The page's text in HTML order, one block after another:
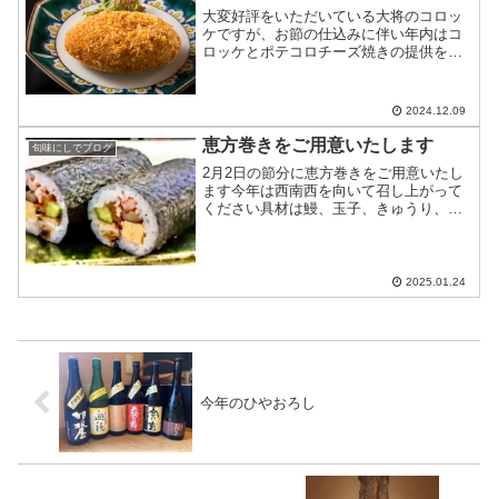
大変好評をいただいている大将のコロッ
ケですが、お節の仕込みに伴い年内はコ
ロッケとポテコロチーズ焼きの提供をお
客様には申し訳ありませんが、ご了承下
さい
2024.12.09
旬味にしでブログ 恵方巻きをご用意いたします
2月2日の節分に恵方巻きをご用意いたし
ます今年は西南西を向いて召し上がって
ください具材は鰻、玉子、きゅうり、か
2025.01.24
今年のひやおろし